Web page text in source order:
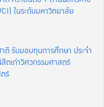
ในระดับมหาวิทยาลัย
รับมอบทุนการศึกษา ประจำ
ตเก่าวิศวกรรมศาสตร์
ร์